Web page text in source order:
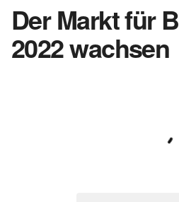
Der Markt für
2022 wachsen